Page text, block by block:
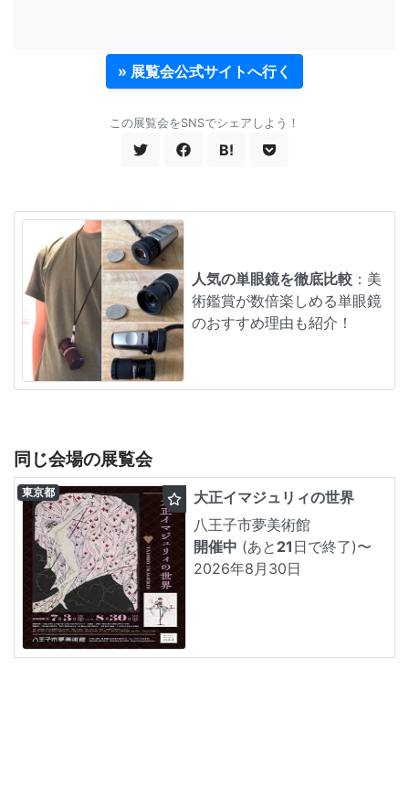
» 展覧会公式サイトへ行く
この展覧会をSNSでシェアしよう！
B!
人気の単眼鏡を徹底比較 ：美
術鑑賞が数倍楽しめる単眼鏡
のおすすめ理由も紹介！
同じ会場の展覧会
大正イマジュリィの世界
八王子市夢美術館
開催中 (あと 21 日で終了)〜
2026年8月30日
東京都